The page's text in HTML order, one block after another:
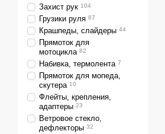
Захист рук 104
Грузики руля 87
Крашпеды, слайдеры 44
Прямоток для
мотоцикла 82
Набивка, термолента 7
Прямоток для мопеда,
скутера 10
Флейты, крепления,
адаптеры 23
Ветровое стекло,
дефлекторы 32